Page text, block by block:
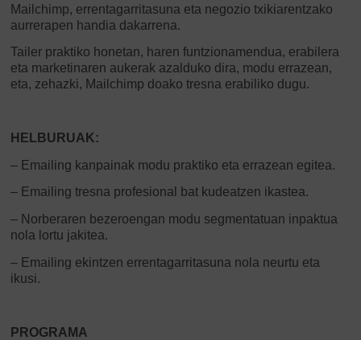
Mailchimp, errentagarritasuna eta negozio txikiarentzako
aurrerapen handia dakarrena.
Tailer praktiko honetan, haren funtzionamendua, erabilera
eta marketinaren aukerak azalduko dira, modu errazean,
eta, zehazki, Mailchimp doako tresna erabiliko dugu.
HELBURUAK:
– Emailing kanpainak modu praktiko eta errazean egitea.
– Emailing tresna profesional bat kudeatzen ikastea.
– Norberaren bezeroengan modu segmentatuan inpaktua
nola lortu jakitea.
– Emailing ekintzen errentagarritasuna nola neurtu eta
ikusi.
PROGRAMA